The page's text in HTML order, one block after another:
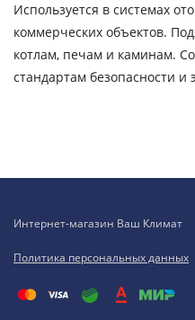
Используется в системах
коммерческих объектов.
котлам, печам и каминам.
стандартам безопасности и
Интернет-магазин Ваш Климат
Политика персональных данных